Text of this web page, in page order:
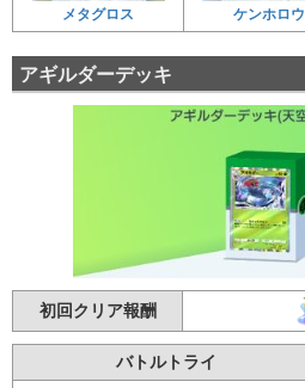
メタグロス ケンホロウ
アギルダーデッキ
初回クリア報酬
バトルトライ